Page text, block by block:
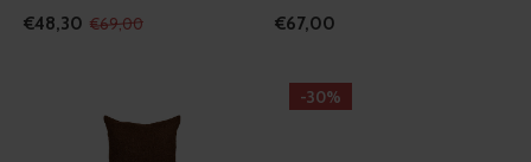
€48,30 €69,00
€67,00
-30%